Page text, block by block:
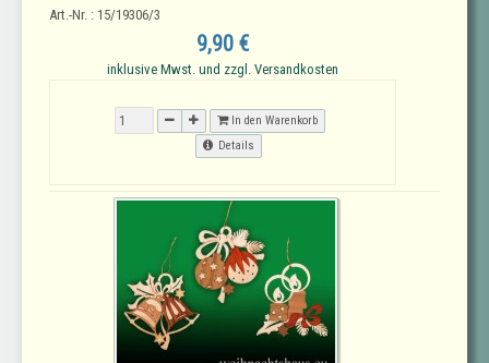
Art.-Nr. : 15/19306/3
9,90 €
inklusive Mwst. und zzgl. Versandkosten
In den Warenkorb
Details